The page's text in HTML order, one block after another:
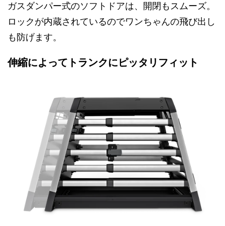
ガスダンパー式のソフトドアは、開閉もスムーズ。
ロックが内蔵されているのでワンちゃんの飛び出し
も防げます。
伸縮によってトランクにピッタリフィット